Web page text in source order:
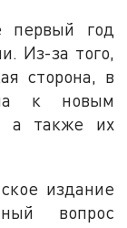
первый год
Из-за того,
сторона, в
к новым
а также их
издание
вопрос